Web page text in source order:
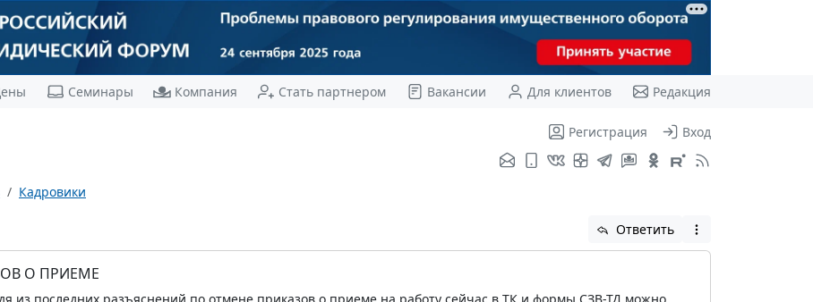
Семинары Компания Стать партнером Вакансии Для клиентов Редакция
Регистрация Вход
Кадровики
Ответить
О ПРИЕМЕ